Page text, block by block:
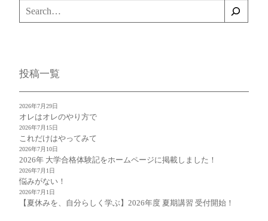
検
索
投稿一覧
オレはオレのやり方で
2026年7月29日
これだけはやってみて
2026年7月15日
2026年 大学合格体験記をホームページに掲載しました！
2026年7月10日
悩みがない！
2026年7月1日
【夏休みを、自分らしく学ぶ】2026年度 夏期講習 受付開始！
2026年7月1日